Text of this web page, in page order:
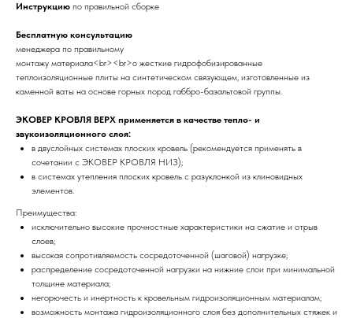
Инструкцию по правильной сборке
Бесплатную консультацию
менеджера по правильному
монтажу материала<br><br>о жесткие гидрофобизированные
теплоизоляционные плиты на синтетическом связующем, изготовленные из
каменной ваты на основе горных пород габбро-базальтовой группы.
ЭКОВЕР КРОВЛЯ ВЕРХ применяется в качестве тепло- и
звукоизоляционного слоя:
в двуслойных системах плоских кровель (рекомендуется применять в
сочетании с ЭКОВЕР КРОВЛЯ НИЗ);
в системах утепления плоских кровель с разуклонкой из клиновидных
элементов.
Преимущества:
исключительно высокие прочностные характеристики на сжатие и отрыв
слоев;
высокая сопротивляемость сосредоточенной (шаговой) нагрузке;
распределение сосредоточенной нагрузки на нижние слои при минимальной
толщине материала;
негорючесть и инертность к кровельным гидроизоляционным материалам;
возможность монтажа гидроизоляционного слоя без дополнительных стяжек и